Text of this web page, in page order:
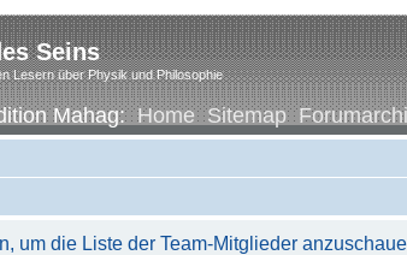
Seins
Lesern über Physik und Philosophie
Mahag:Home Sitemap
um die Liste der Team-Mitglieder